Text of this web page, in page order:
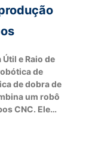
e Raio de
de
de dobra de
um robô
CNC. Ele
por tubo,